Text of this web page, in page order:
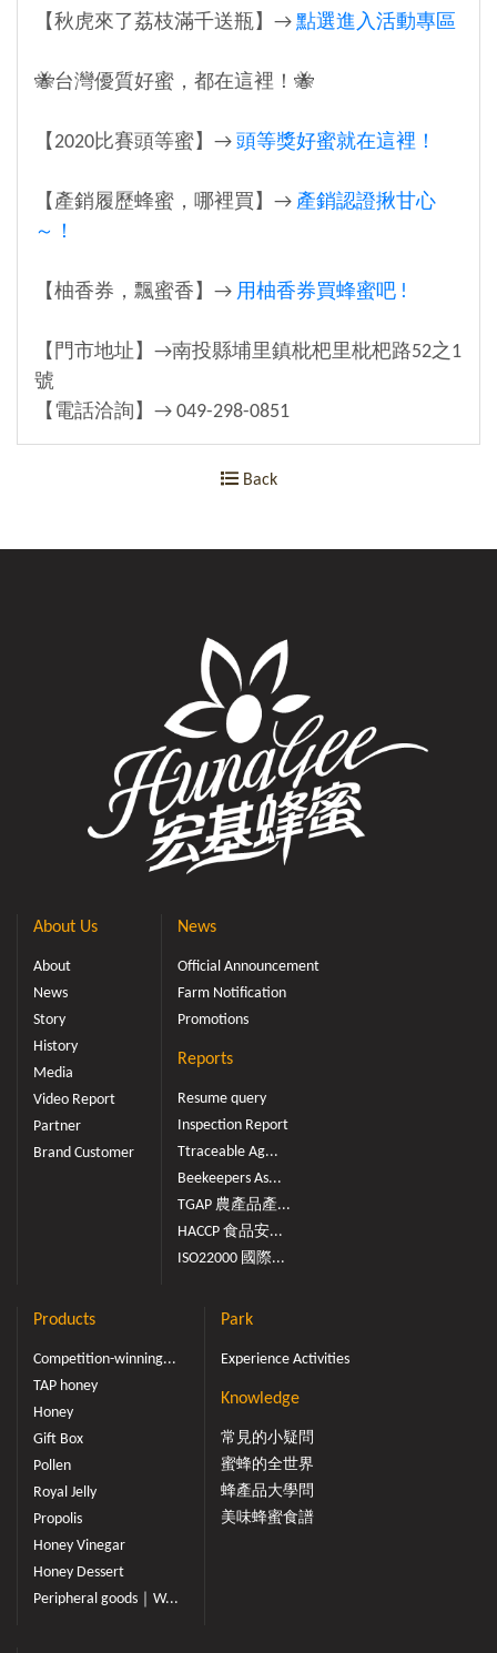
【秋虎來了荔枝滿千送瓶】→ 點選進入活動專區
🐝台灣優質好蜜，都在這裡！🐝
【2020比賽頭等蜜】→ 頭等獎好蜜就在這裡！
【產銷履歷蜂蜜，哪裡買】→ 產銷認證揪甘心
～！
【柚香券，飄蜜香】→ 用柚香券買蜂蜜吧 !
【門市地址】→南投縣埔里鎮枇杷里枇杷路52之1
號
【電話洽詢】→ 049-298-0851
Back
About Us
About
News
Story
History
Media
Video Report
Partner
Brand Customer
News
Official Announcement
Farm Notification
Promotions
Reports
Resume query
Inspection Report
Ttraceable Ag...
Beekeepers As...
TGAP 農產品產...
HACCP 食品安...
ISO22000 國際...
Products
Competition-winning...
TAP honey
Honey
Gift Box
Pollen
Royal Jelly
Propolis
Honey Vinegar
Honey Dessert
Peripheral goods｜W...
Park
Experience Activities
Knowledge
常見的小疑問
蜜蜂的全世界
蜂產品大學問
美味蜂蜜食譜